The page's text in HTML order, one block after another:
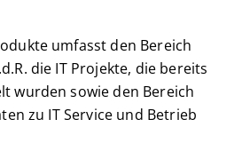
umfasst den Bereich
die IT Projekte, die bereits
wurden sowie den Bereich
zu IT Service und Betrieb